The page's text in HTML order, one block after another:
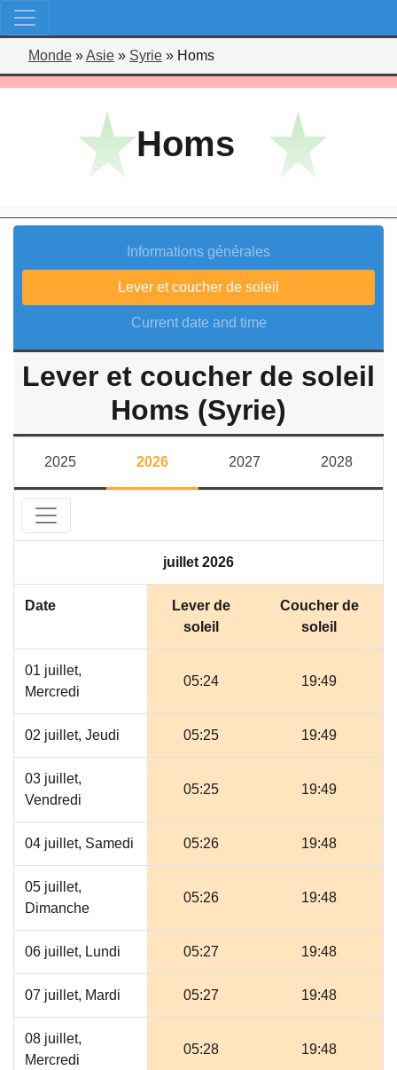
Monde »Asie » Syrie » Homs
Homs
Informations générales
Lever et coucher de soleil
Current date and time
Lever et coucher de soleil
Homs (Syrie)
2025 2026 2027 2028
juillet 2026
Date
Lever de
soleil
Coucher de
soleil
01 juillet,
Mercredi
05:24 19:49
02 juillet, Jeudi 05:25 19:49
03 juillet,
Vendredi
05:25 19:49
04 juillet, Samedi 05:26 19:48
05 juillet,
Dimanche
05:26 19:48
06 juillet, Lundi 05:27 19:48
07 juillet, Mardi 05:27 19:48
08 juillet,
Mercredi
05:28 19:48